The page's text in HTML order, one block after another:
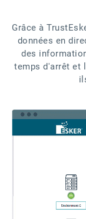
Grâce à
données en
des
temps d'arrêt et